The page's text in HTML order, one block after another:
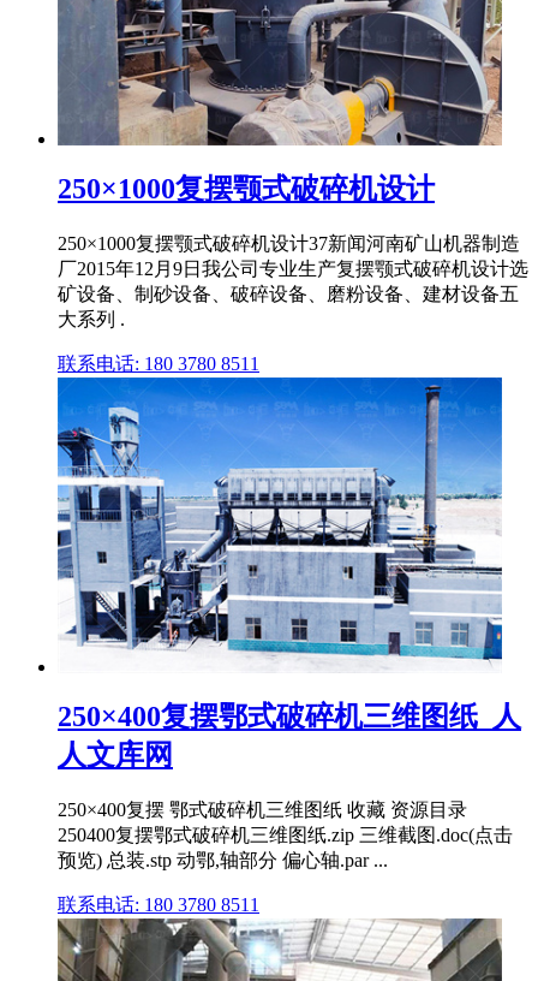
250×1000复摆颚式破碎机设计
250×1000复摆颚式破碎机设计37新闻河南矿山机器制造
厂2015年12月9日我公司专业生产复摆颚式破碎机设计选
矿设备、制砂设备、破碎设备、磨粉设备、建材设备五
大系列 .
联系电话: 180 3780 8511
250×400复摆鄂式破碎机三维图纸_人
人文库网
250×400复摆 鄂式破碎机三维图纸 收藏 资源目录
250400复摆鄂式破碎机三维图纸.zip 三维截图.doc(点击
预览) 总装.stp 动鄂,轴部分 偏心轴.par ...
联系电话: 180 3780 8511